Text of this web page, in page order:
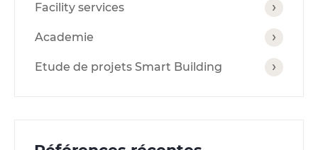
Facility services
Academie
Etude de projets Smart Building